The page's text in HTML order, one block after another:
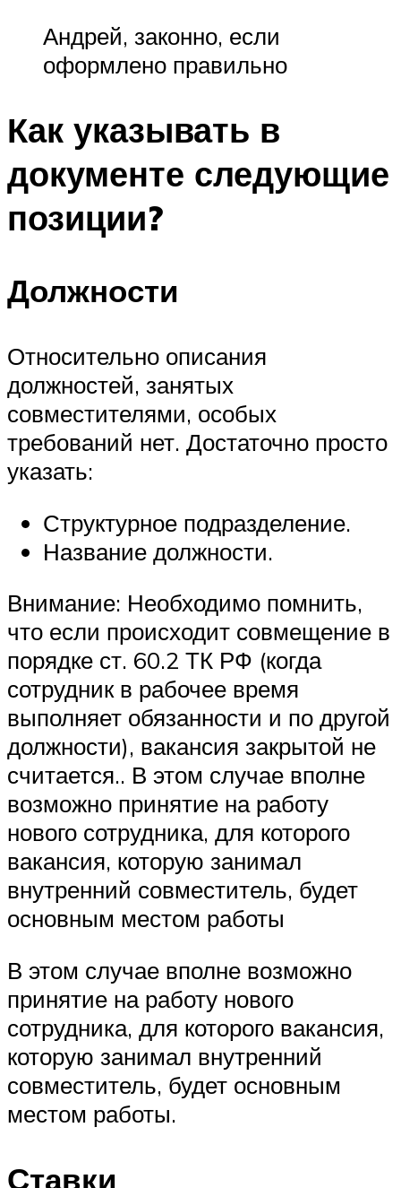
Андрей, законно, если
оформлено правильно
Как указывать в
документе следующие
позиции?
Должности
Относительно описания
должностей, занятых
совместителями, особых
требований нет. Достаточно просто
указать:
Структурное подразделение.
Название должности.
Внимание: Необходимо помнить,
что если происходит совмещение в
порядке ст. 60.2 ТК РФ (когда
сотрудник в рабочее время
выполняет обязанности и по другой
должности), вакансия закрытой не
считается.. В этом случае вполне
возможно принятие на работу
нового сотрудника, для которого
вакансия, которую занимал
внутренний совместитель, будет
основным местом работы
В этом случае вполне возможно
принятие на работу нового
сотрудника, для которого вакансия,
которую занимал внутренний
совместитель, будет основным
местом работы.
Ставки